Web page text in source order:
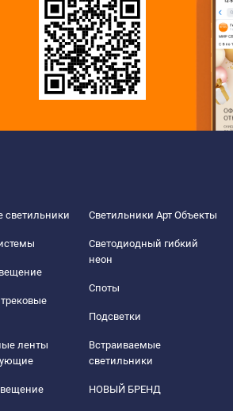
светильники
ленты
Светильники Арт Объекты
Светодиодный гибкий
неон
Споты
Подсветки
Встраиваемые
светильники
НОВЫЙ БРЕНД